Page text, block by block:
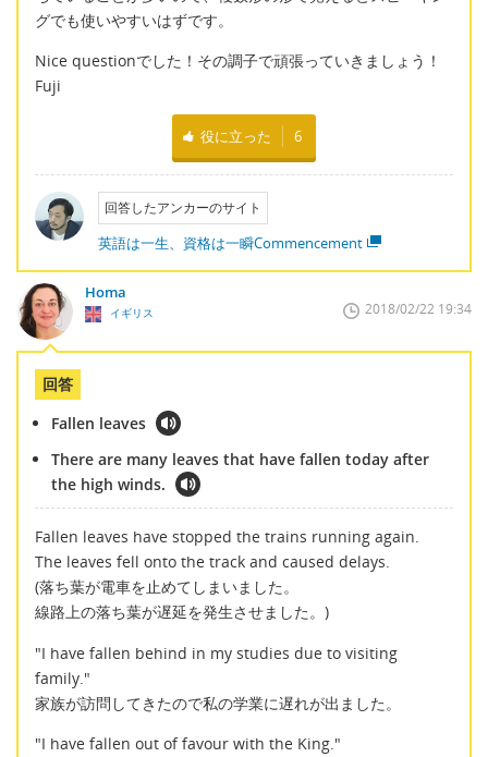
グでも使いやすいはずです。
Nice questionでした！その調子で頑張っていきましょう！
Fuji
役に立った 6
回答したアンカーのサイト
英語は一生、資格は一瞬Commencement
Homa
イギリス 2018/02/22 19:34
回答
Fallen leaves
There are many leaves that have fallen today after
the high winds.
Fallen leaves have stopped the trains running again.
The leaves fell onto the track and caused delays.
(落ち葉が電車を止めてしまいました。
線路上の落ち葉が遅延を発生させました。)
"I have fallen behind in my studies due to visiting
family."
家族が訪問してきたので私の学業に遅れが出ました。
"I have fallen out of favour with the King."